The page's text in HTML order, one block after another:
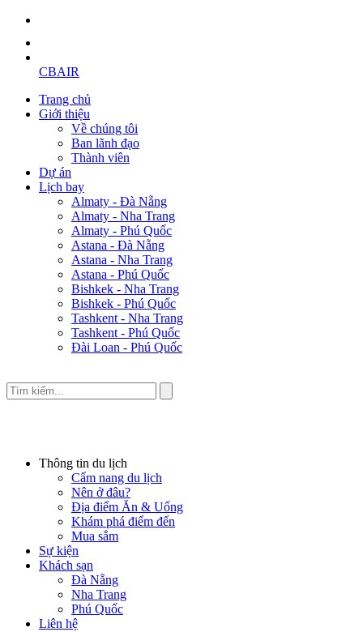
CBAIR
Trang chủ
Giới thiệu
Về chúng tôi
Ban lãnh đạo
Thành viên
Dự án
Lịch bay
Almaty - Đà Nẵng
Almaty - Nha Trang
Almaty - Phú Quốc
Astana - Đà Nẵng
Astana - Nha Trang
Astana - Phú Quốc
Bishkek - Nha Trang
Bishkek - Phú Quốc
Tashkent - Nha Trang
Tashkent - Phú Quốc
Đài Loan - Phú Quốc
Thông tin du lịch
Cẩm nang du lịch
Nên ở đâu?
Địa điểm Ăn & Uống
Khám phá điểm đến
Mua sắm
Sự kiện
Khách sạn
Đà Nẵng
Nha Trang
Phú Quốc
Liên hệ